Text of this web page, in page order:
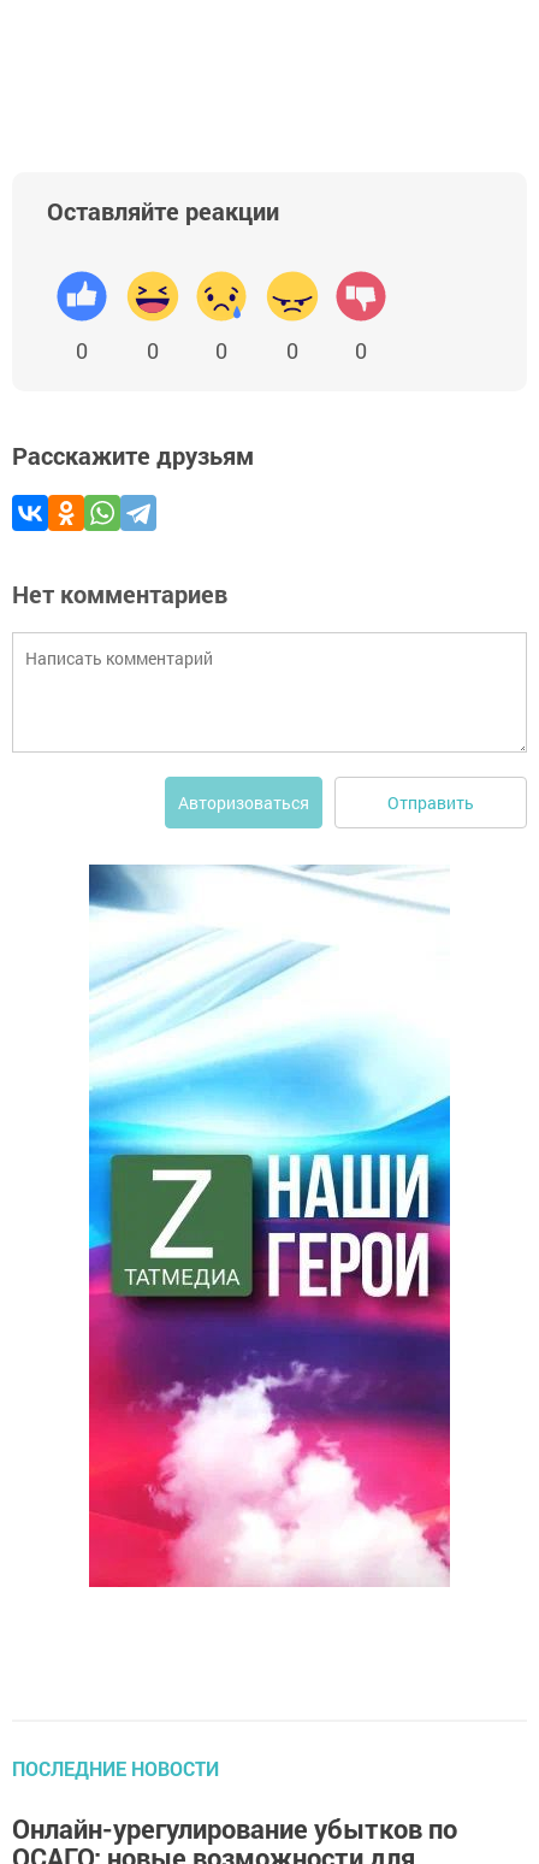
Оставляйте реакции
0 0 0 0 0
Расскажите друзьям
Нет комментариев
Авторизоваться Отправить
ПОСЛЕДНИЕ НОВОСТИ
Онлайн-урегулирование убытков по